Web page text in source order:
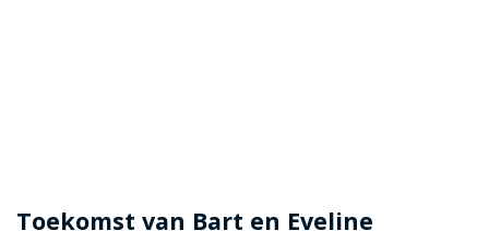
Toekomst van Bart en Eveline